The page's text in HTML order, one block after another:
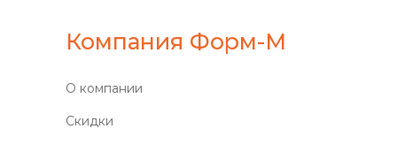
Компания Форм-М
О компании
Скидки